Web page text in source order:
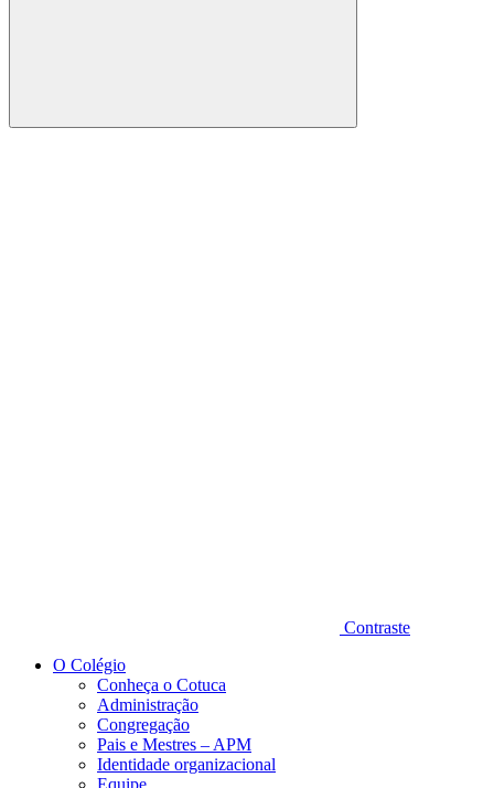
Buscar
Contraste
O Colégio
Conheça o Cotuca
Administração
Congregação
Pais e Mestres – APM
Identidade organizacional
Equipe